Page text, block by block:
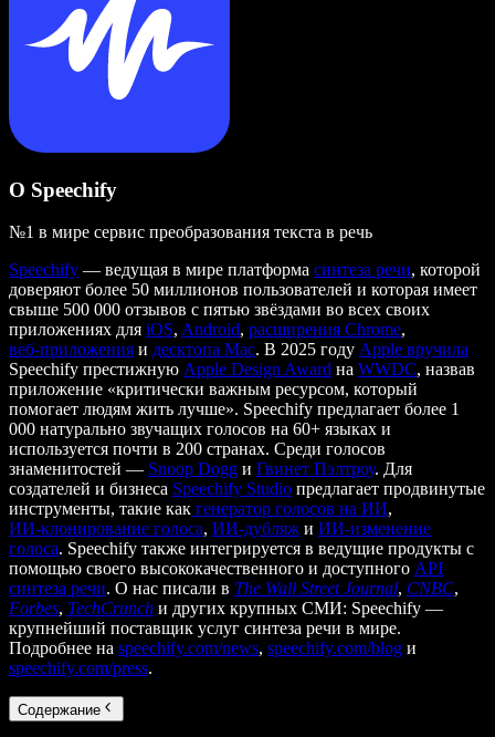
О Speechify
№1 в мире сервис преобразования текста в речь
Speechify — ведущая в мире платформа синтеза речи, которой
доверяют более 50 миллионов пользователей и которая имеет
свыше 500 000 отзывов с пятью звёздами во всех своих
приложениях для iOS, Android, расширения Chrome,
веб‑приложения и десктопа Mac. В 2025 году Apple вручила
Speechify престижную Apple Design Award на WWDC, назвав
приложение «критически важным ресурсом, который
помогает людям жить лучше». Speechify предлагает более 1
000 натурально звучащих голосов на 60+ языках и
используется почти в 200 странах. Среди голосов
знаменитостей — Snoop Dogg и Гвинет Пэлтроу. Для
создателей и бизнеса Speechify Studio предлагает продвинутые
инструменты, такие как генератор голосов на ИИ,
ИИ‑клонирование голоса, ИИ‑дубляж и ИИ‑изменение
голоса. Speechify также интегрируется в ведущие продукты с
помощью своего высококачественного и доступного API
синтеза речи. О нас писали в The Wall Street Journal, CNBC,
Forbes, TechCrunch и других крупных СМИ: Speechify —
крупнейший поставщик услуг синтеза речи в мире.
Подробнее на speechify.com/news, speechify.com/blog и
speechify.com/press.
Содержание